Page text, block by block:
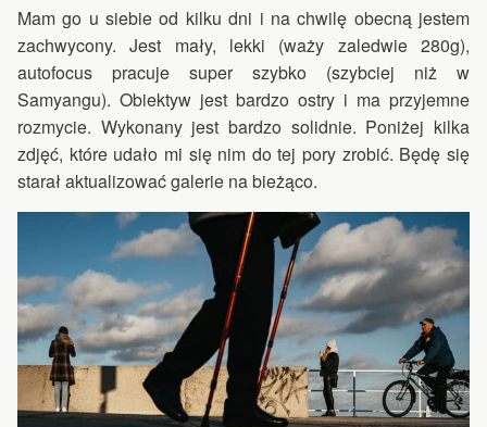
Mam go u siebie od kilku dni i na chwilę obecną jestem
zachwycony. Jest mały, lekki (waży zaledwie 280g),
autofocus pracuje super szybko (szybciej niż w
Samyangu). Obiektyw jest bardzo ostry i ma przyjemne
rozmycie. Wykonany jest bardzo solidnie. Poniżej kilka
zdjęć, które udało mi się nim do tej pory zrobić. Będę się
starał aktualizować galerie na bieżąco.